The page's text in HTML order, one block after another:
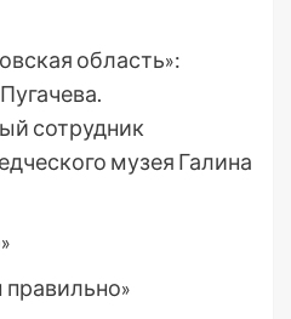
область»:
сотрудник
музея Галина